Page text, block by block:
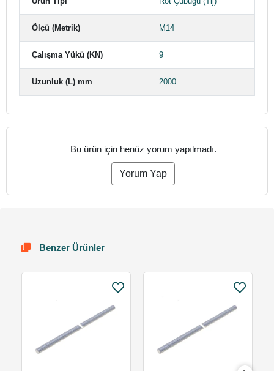
Ölçü (Metrik) M14
Çalışma Yükü (KN) 9
Uzunluk (L) mm 2000
Bu ürün için henüz yorum yapılmadı.
Yorum Yap
Benzer Ürünler